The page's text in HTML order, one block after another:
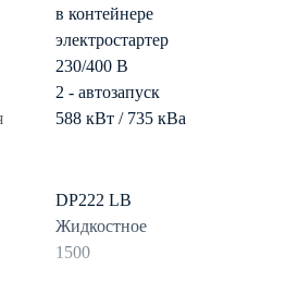
в контейнере
электростартер
230/400 В
2 - автозапуск
588 кВт / 735 кВа
DP222 LB
Жидкостное
1500